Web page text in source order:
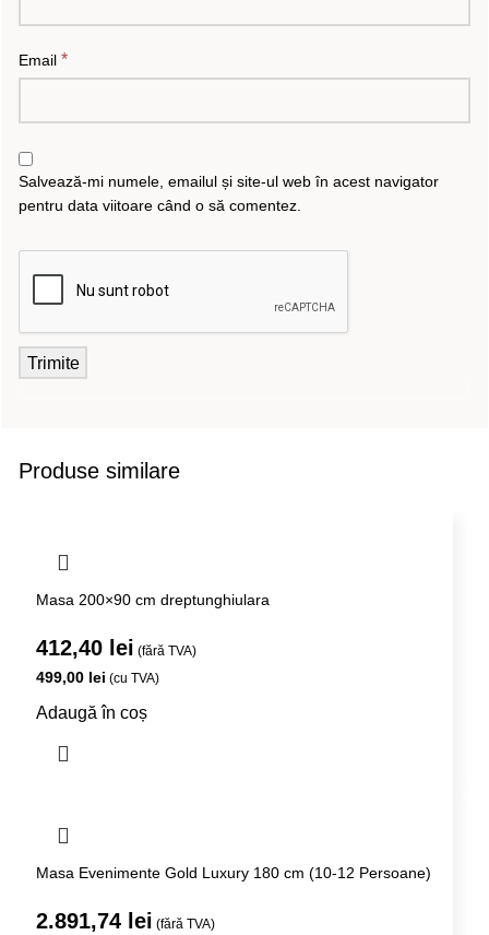
Email *
Salvează-mi numele, emailul și site-ul web în acest navigator
pentru data viitoare când o să comentez.
Produse similare
Masa 200×90 cm dreptunghiulara
412,40 lei (fără TVA)
499,00 lei (cu TVA)
Adaugă în coș
Masa Evenimente Gold Luxury 180 cm (10-12 Persoane)
2.891,74 lei (fără TVA)